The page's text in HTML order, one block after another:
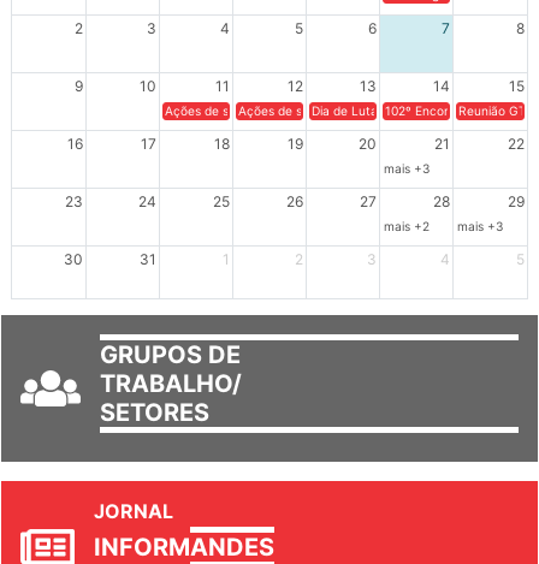
2 3 4 5 6 7 8
9 10 11 12 13 14 15
Ações de solidariedade a Cuba no Rio Grande do Sul - 100
Ações de solidariedade a Cuba no Rio Grande do
Dia de Luta em Defesa de Cuba e da
102º Encontro da
Reunião
16 17 18 19 20 21 22
mais +3
23 24 25 26 27 28 29
mais +2 mais +3
30 31 1 2 3 4 5
GRUPOS DE
TRABALHO/
SETORES
JORNAL
INFORMANDES